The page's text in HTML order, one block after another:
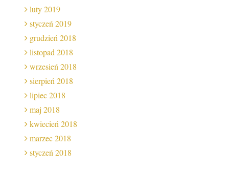
luty 2019
styczeń 2019
grudzień 2018
listopad 2018
wrzesień 2018
sierpień 2018
lipiec 2018
maj 2018
kwiecień 2018
marzec 2018
styczeń 2018